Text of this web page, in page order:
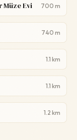
Müze Evi 700 m
740 m
1.1 km
1.1 km
1.2 km